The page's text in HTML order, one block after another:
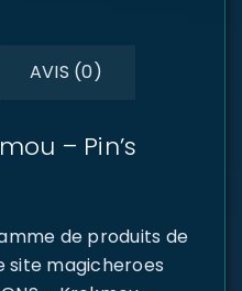
AVIS (0)
– Pin’s
de produits de
site magicheroes